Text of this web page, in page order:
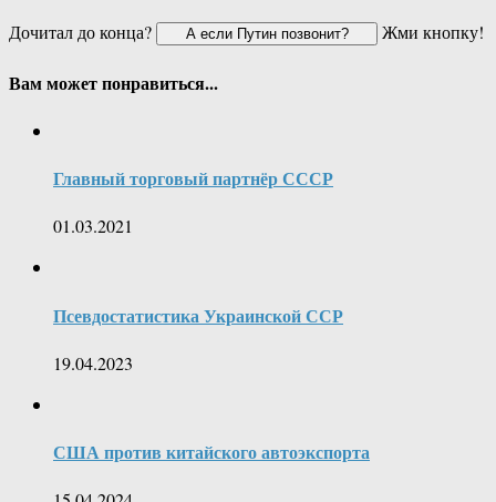
Дочитал до конца?
Жми кнопку!
Вам может понравиться...
Главный торговый партнёр СССР
01.03.2021
Псевдостатистика Украинской ССР
19.04.2023
США против китайского автоэкспорта